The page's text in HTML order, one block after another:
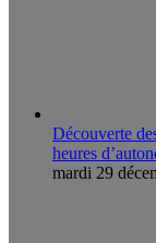
Découverte
heures
mardi 29